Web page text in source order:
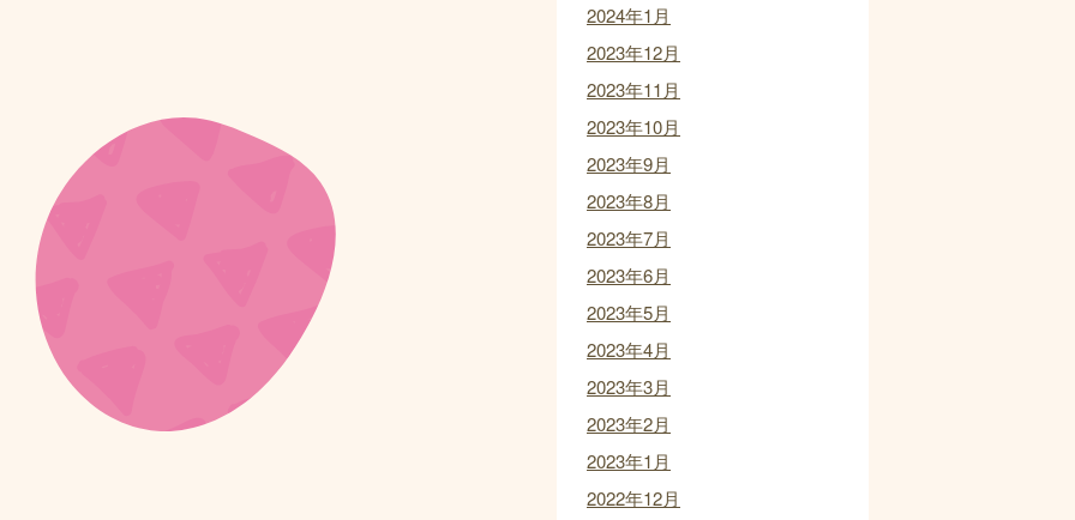
2024年1月
2023年12月
2023年11月
2023年10月
2023年9月
2023年8月
2023年7月
2023年6月
2023年5月
2023年4月
2023年3月
2023年2月
2023年1月
2022年12月